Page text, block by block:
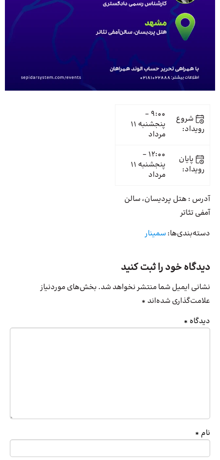
شروع
رویداد:
9:00 -
پنجشنبه 11
مرداد
پایان
رویداد:
12:00 -
پنجشنبه 11
مرداد
آدرس : هتل پردیسان، سالن
آمفی تئاتر
دسته‌بندی‌ها:سمینار
دیدگاه خود را ثبت کنید
نشانی ایمیل شما منتشر نخواهد شد. بخش‌های موردنیاز
علامت‌گذاری شده‌اند *
دیدگاه *
نام *